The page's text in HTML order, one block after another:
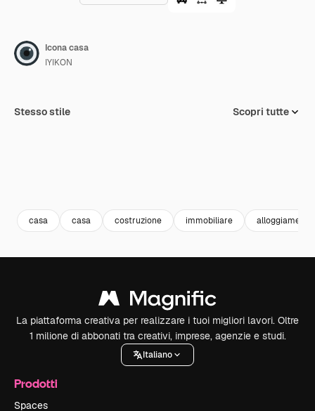
Icona casa
IYIKON
Stesso stile Scopri tutte
casa casa costruzione immobiliare alloggiamento
La piattaforma creativa per realizzare i tuoi migliori lavori. Oltre
1 milione di abbonati tra creativi, imprese, agenzie e studi.
Italiano
Prodotti
Spaces